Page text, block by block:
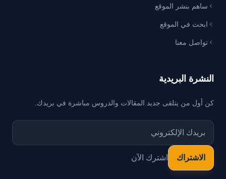
ساهم بنشر الموقع
ابحث في الموقع
تواصل معنا
النشرة البريدية
كن أول من يتلقى جديد المقالات والدروس مباشرة في بريدك.
اشترك الآن